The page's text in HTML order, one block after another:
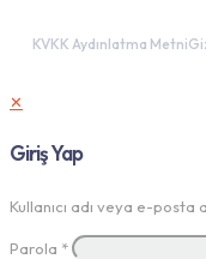
KVKK Aydınlatma Metni
✕
Giriş Yap
Kullanıcı adı veya e-posta
Parola *